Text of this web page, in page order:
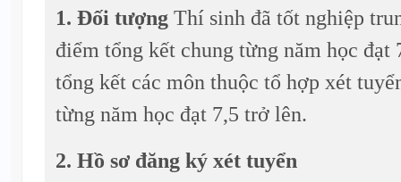
1. Đối tượng Thí sinh đã tốt nghiệp
điểm tổng kết chung từng năm học đạt
tổng kết các môn thuộc tổ hợp xét
từng năm học đạt 7,5 trở lên.
2. Hồ sơ đăng ký xét tuyển